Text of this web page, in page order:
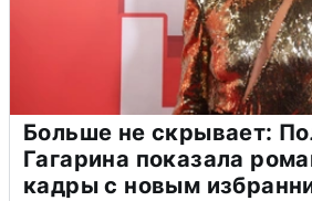
Больше не скрывает:
Гагарина показала
кадры с новым